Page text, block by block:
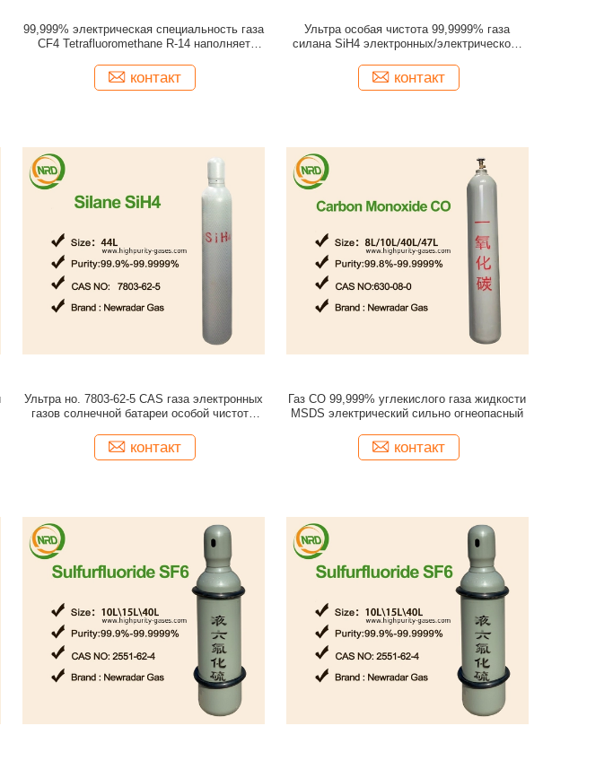
99,999% электрическая специальность газа
CF4 Tetrafluoromethane R-14 наполняет
контакт
Ультра особая чистота 99,9999% газа
силана SiH4 электронных/электрического
контакт
Ультра но. 7803-62-5 CAS газа электронных
газов солнечной батареи особой чистоты
контакт
Газ CO 99,999% углекислого газа жидкости
MSDS электрический сильно огнеопасный
контакт